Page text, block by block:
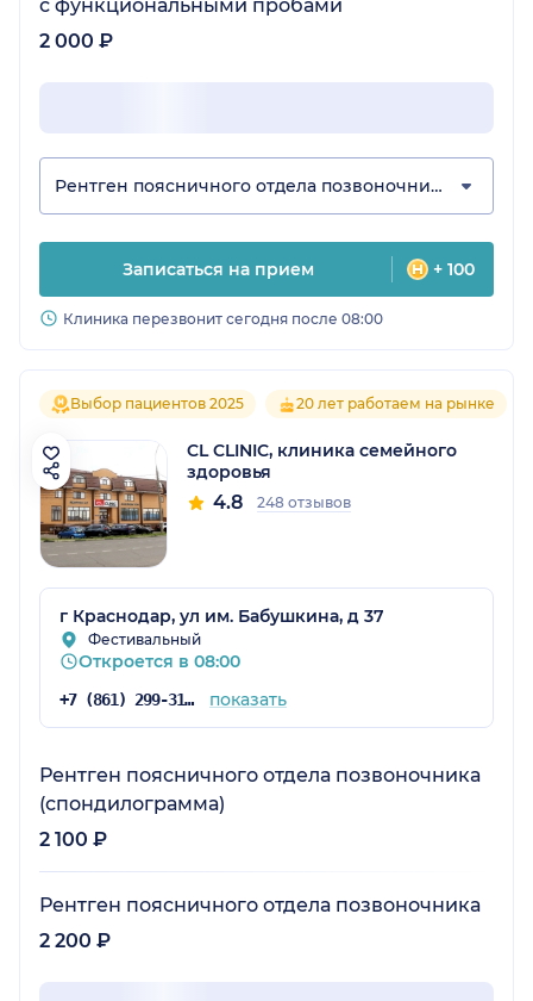
с функциональными пробами
2 000 ₽
Рентген поясничного отдела позвоночника
Записаться на прием + 100
Клиника перезвонит сегодня после 08:00
Выбор пациентов 2025 20 лет работаем на рынке
CL CLINIC, клиника семейного
здоровья
4.8 248 отзывов
г Краснодар, ул им. Бабушкина, д 37
Фестивальный
Откроется в 08:00
+7 (861) 299-31-08 показать
Рентген поясничного отдела позвоночника
(спондилограмма)
2 100 ₽
Рентген поясничного отдела позвоночника
2 200 ₽